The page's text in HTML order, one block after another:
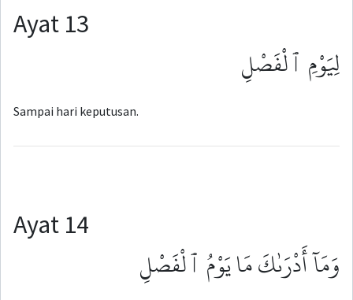
Ayat 13
لِيَوْمِ ٱلْفَصْلِ
Sampai hari keputusan.
Ayat 14
وَمَآ أَدْرَىٰكَ مَا يَوْمُ ٱلْفَصْلِ